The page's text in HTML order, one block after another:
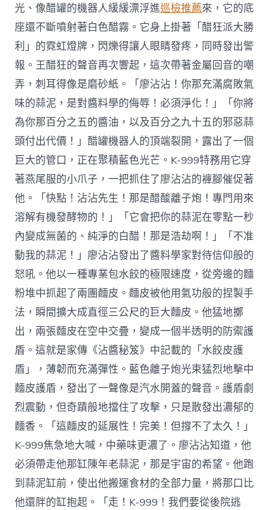
光、像醋罐的機器人緩緩漂浮進巡檢推薦來，它的底
座還不斷噴射著白色醋霧。它身上掛著「醋狂派大勝
利」的霓虹燈牌，閃爍得讓人眼睛發疼，同時發出警
報。王醋狂的聲音再次響起，這次帶著金屬回音的嘲
弄，刺耳得像是磨砂紙。「廖沾沾！你那充滿腐敗氣
味的蒜泥，是對醬料學的侮辱！必須淨化！」「你將
為你那百分之五的醬油，以及百分之九十五的邪惡蒜
頭付出代價！」醋罐機器人的頂端裂開，露出了一個
巨大的管口，正在聚積藍色光芒。K-999特務用它穿
著燕尾服的小爪子，一把抓住了廖沾沾的褲腳催促著
他。「快點！沾沾先生！那是醋酸離子炮！專門用來
溶解有機發酵物的！」「它會把你的蒜泥在零點一秒
內變成無菌的、純淨的白醋！那是浩劫啊！」「不准
動我的蒜泥！」廖沾沾發出了醬料學家對待信仰般的
怒吼。他以一種專業包水餃的極限速度，從旁邊的麵
粉堆中抓起了兩團麵皮。麵皮被他用氣功般的捏製手
法，瞬間擴大成直徑三公尺的巨大麵皮。他猛地擲
出，兩張麵皮在空中交疊，變成一個半透明的防禦護
盾。這就是家傳《沾醬秘笈》中記載的「水餃皮護
盾」，薄韌而充滿彈性。藍色離子炮光束猛烈地擊中
麵皮護盾，發出了一聲像是汽水開蓋的聲音。護盾劇
烈震動，但奇蹟般地擋住了攻擊，只是散發出濃郁的
麵香。「這麵皮的延展性！完美！但撐不了太久！」
K-999焦急地大喊，中藥味更濃了。廖沾沾知道，他
必須帶走他那缸陳年老蒜泥，那是宇宙的希望。他跑
到蒜泥缸前，使出他搬運食材的全部力量，將那口比
他還胖的缸抱起。「走！K-999！我們要從後院逃